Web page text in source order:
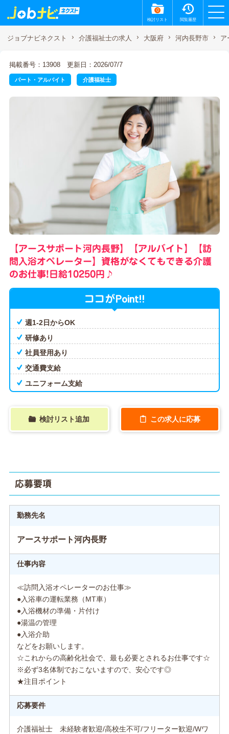
0
検討リスト 閲覧履歴
ジョブナビネクスト 介護福祉士の求人 大阪府 河内長野市 ア
掲載番号：13908 更新日：2026/07/7
パート・アルバイト 介護福祉士
【アースサポート河内長野】【アルバイト】【訪
問入浴オペレーター】資格がなくてもできる介護
のお仕事!日給10250円♪
ココがPoint!!
週1-2日からOK
研修あり
社員登用あり
交通費支給
ユニフォーム支給
検討リスト追加 この求人に応募
応募要項
勤務先名
アースサポート河内長野
仕事内容
≪訪問入浴オペレーターのお仕事≫
●入浴車の運転業務（MT車）
●入浴機材の準備・片付け
●湯温の管理
●入浴介助
などをお願いします。
☆これからの高齢化社会で、最も必要とされるお仕事です☆
※必ず3名体制でおこないますので、安心です◎
★注目ポイント
応募要件
介護福祉士 未経験者歓迎/高校生不可/フリーター歓迎/Wワ